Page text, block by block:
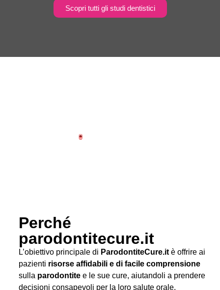
Scopri tutti gli studi dentistici
Perché
parodontitecure.it
L’obiettivo principale di ParodontiteCure.it è offrire ai
pazienti risorse affidabili e di facile comprensione
sulla parodontite e le sue cure, aiutandoli a prendere
decisioni consapevoli per la loro salute orale.